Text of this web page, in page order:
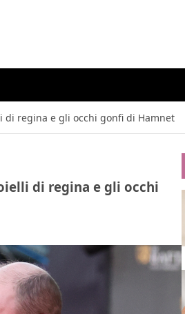
di regina e gli occhi gonfi di Hamnet
di regina e gli occhi